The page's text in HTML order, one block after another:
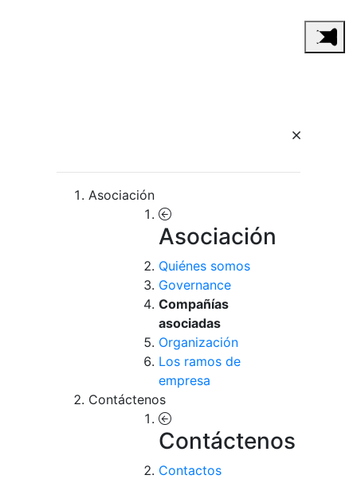
Asociación
Asociación
Quiénes somos
Governance
Compañías
asociadas
Organización
Los ramos de
empresa
Contáctenos
Contáctenos
Contactos